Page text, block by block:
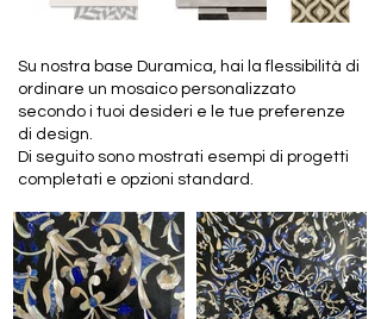
Su nostra base Duramica, hai la flessibilità di
ordinare un mosaico personalizzato
secondo i tuoi desideri e le tue preferenze
di design.
Di seguito sono mostrati esempi di progetti
completati e opzioni standard.